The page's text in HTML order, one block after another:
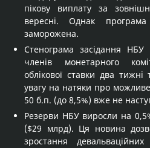
пікову виплату за
вересні. Однак
заморожена.
Стенограма засідання НБУ
членів монетарного
облікової ставки два
увагу на натяки про
50 б.п. (до 8,5%) вже не
Резерви НБУ виросли на
($29 млрд). Ця новина
зростання